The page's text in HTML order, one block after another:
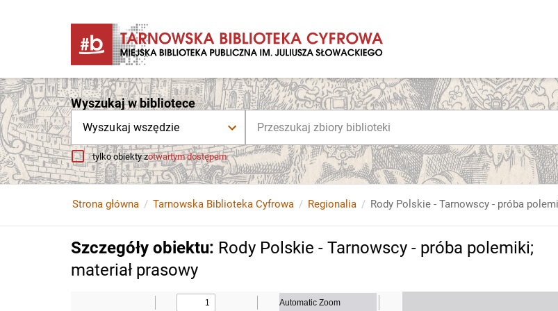
Wyszukaj w bibliotece
Wyszukaj wszędzie
tylko obiekty zotwartym dostępem
Strona główna Tarnowska Biblioteka Cyfrowa Regionalia
Szczegóły obiektu: Rody Polskie - Tarnowscy - próba polemiki;
materiał prasowy